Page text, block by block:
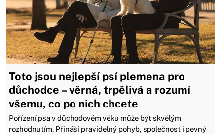
Toto jsou nejlepší psí plemena pro
důchodce – věrná, trpělivá a rozumí
všemu, co po nich chcete
Pořízení psa v důchodovém věku může být skvělým
rozhodnutím. Přináší pravidelný pohyb, společnost i pevný